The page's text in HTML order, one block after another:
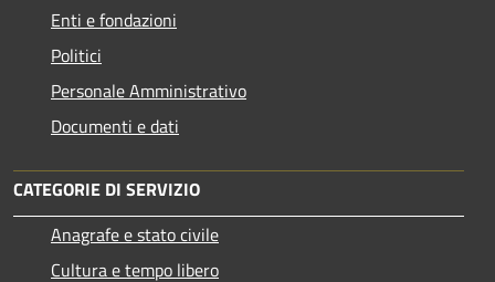
Enti e fondazioni
Politici
Personale Amministrativo
Documenti e dati
CATEGORIE DI SERVIZIO
Anagrafe e stato civile
Cultura e tempo libero